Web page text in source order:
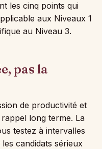
les cinq points qui
aux Niveaux 1
au Niveau 3.
pas la
de productivité et
long terme. La
testez à intervalles
candidats sérieux